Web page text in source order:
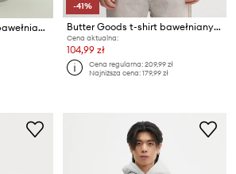
Butter Goods spodnie bawełniane Field
-41%
Butter Goods t-shirt bawełniany Basic Tee
Cena aktualna:
104,99 zł
Cena regularna:209,99 zł
Najniższa cena:179,99 zł